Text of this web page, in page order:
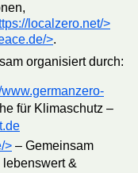
localzero.net/>
>.
organisiert durch:
für Klimaschutz –
> – Gemeinsam
&